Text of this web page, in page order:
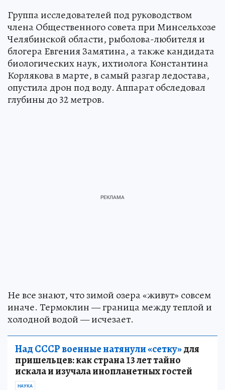
Группа исследователей под руководством
члена Общественного совета при Минсельхозе
Челябинской области, рыболова-любителя и
блогера Евгения Замятина, а также кандидата
биологических наук, ихтиолога Константина
Корлякова в марте, в самый разгар ледостава,
опустила дрон под воду. Аппарат обследовал
глубины до 32 метров.
Не все знают, что зимой озера «живут» совсем
иначе. Термоклин — граница между теплой и
холодной водой — исчезает.
Над СССР военные натянули «сетку»для
пришельцев: как страна 13 лет тайно
искала и изучала инопланетных гостей
НАУКА